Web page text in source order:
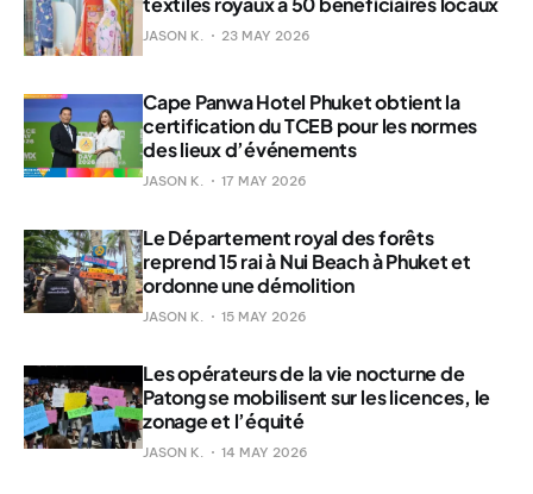
JASON K. 23 MAY 2026
Cape Panwa Hotel Phuket obtient la
certification du TCEB pour les normes
des lieux d’événements
JASON K. 17 MAY 2026
Le Département royal des forêts
reprend 15 rai à Nui Beach à Phuket et
ordonne une démolition
JASON K. 15 MAY 2026
Les opérateurs de la vie nocturne de
Patong se mobilisent sur les licences, le
zonage et l’équité
JASON K. 14 MAY 2026